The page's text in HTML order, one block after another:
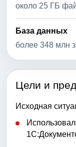
около 25 ГБ
База данных
более 348 млн
Цели и
Исходная